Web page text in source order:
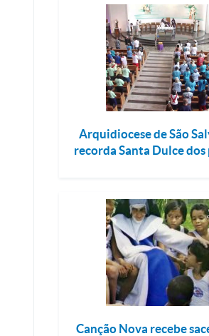
Arquidiocese de São
recorda Santa Dulce dos
Canção Nova recebe